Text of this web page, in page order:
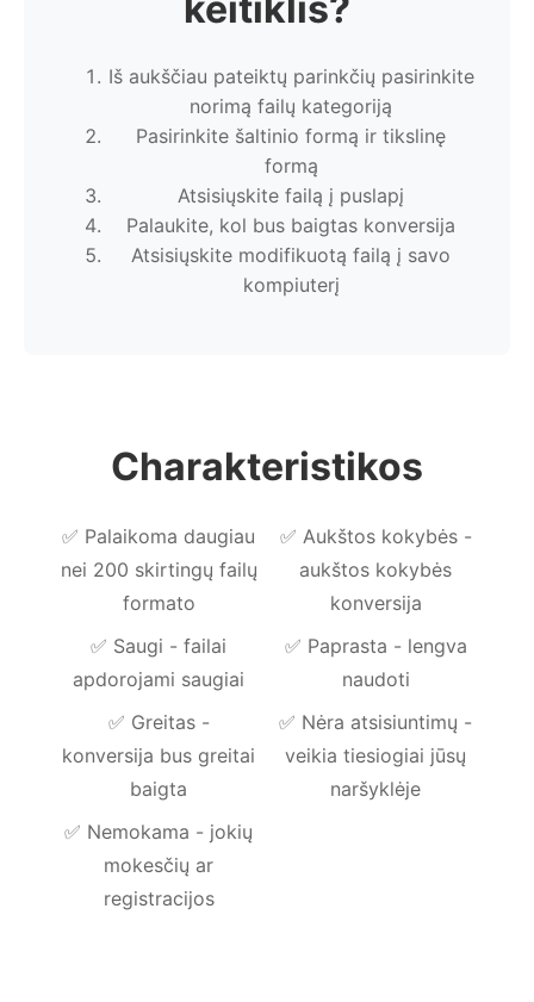
Iš aukščiau pateiktų parinkčių pasirinkite
norimą failų kategoriją
Pasirinkite šaltinio formą ir tikslinę
formą
Atsisiųskite failą į puslapį
Palaukite, kol bus baigtas konversija
Atsisiųskite modifikuotą failą į savo
kompiuterį
Charakteristikos
✅ Palaikoma daugiau
nei 200 skirtingų failų
formato
✅ Saugi - failai
apdorojami saugiai
✅ Greitas -
konversija bus greitai
baigta
✅ Nemokama - jokių
mokesčių ar
registracijos
✅ Aukštos kokybės -
aukštos kokybės
konversija
✅ Paprasta - lengva
naudoti
✅ Nėra atsisiuntimų -
veikia tiesiogiai jūsų
naršyklėje